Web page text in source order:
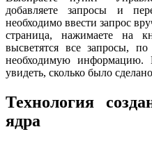
добавляете запросы и
необходимо ввести запрос
страница, нажимаете на
высветятся все запросы,
необходимую
увидеть, сколько было
Технология
ядра